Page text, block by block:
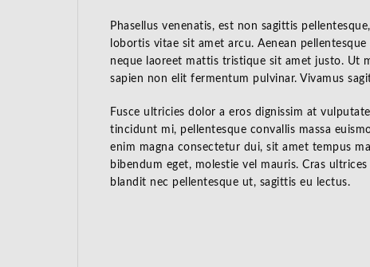
Phasellus venenatis, est non sagittis
lobortis vitae sit amet arcu. Aenean
neque laoreet mattis tristique sit amet justo. Ut
sapien non elit fermentum pulvinar. Vivamus
Fusce ultricies dolor a eros dignissim at
tincidunt mi, pellentesque convallis massa
enim magna consectetur dui, sit amet tempus
bibendum eget, molestie vel mauris. Cras
blandit nec pellentesque ut, sagittis eu lectus.